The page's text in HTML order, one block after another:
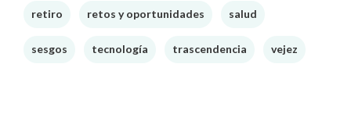
retiro retos y oportunidades salud
sesgos tecnología trascendencia vejez